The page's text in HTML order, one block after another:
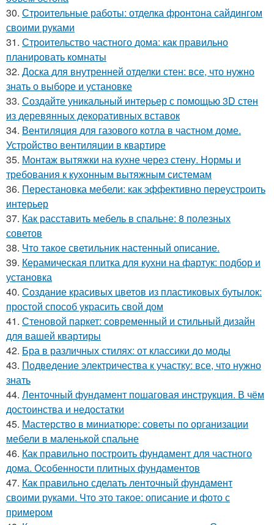
30. Строительные работы: отделка фронтона сайдингом
своими руками
31. Строительство частного дома: как правильно
планировать комнаты
32. Доска для внутренней отделки стен: все, что нужно
знать о выборе и установке
33. Создайте уникальный интерьер с помощью 3D стен
из деревянных декоративных вставок
34. Вентиляция для газового котла в частном доме.
Устройство вентиляции в квартире
35. Монтаж вытяжки на кухне через стену. Нормы и
требования к кухонным вытяжным системам
36. Перестановка мебели: как эффективно переустроить
интерьер
37. Как расставить мебель в спальне: 8 полезных
советов
38. Что такое светильник настенный описание.
39. Керамическая плитка для кухни на фартук: подбор и
установка
40. Создание красивых цветов из пластиковых бутылок:
простой способ украсить свой дом
41. Стеновой паркет: современный и стильный дизайн
для вашей квартиры
42. Бра в различных стилях: от классики до моды
43. Подведение электричества к участку: все, что нужно
знать
44. Ленточный фундамент пошаговая инструкция. В чём
достоинства и недостатки
45. Мастерство в миниатюре: советы по организации
мебели в маленькой спальне
46. Как правильно построить фундамент для частного
дома. Особенности плитных фундаментов
47. Как правильно сделать ленточный фундамент
своими руками. Что это такое: описание и фото с
примером